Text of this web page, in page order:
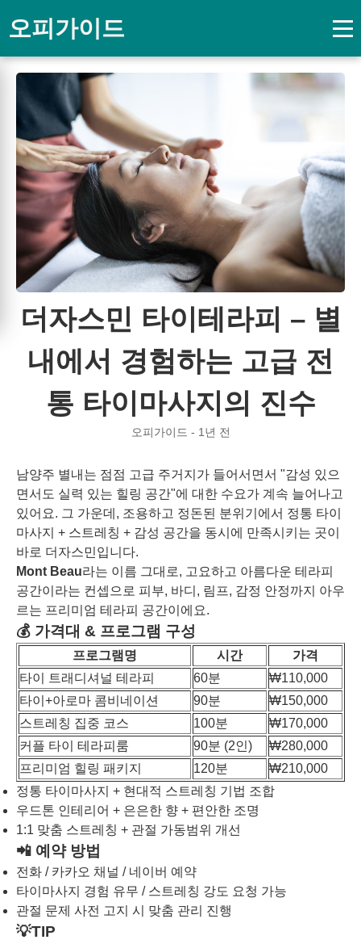
오피가이드
더자스민 타이테라피 – 별
내에서 경험하는 고급 전
통 타이마사지의 진수
오피가이드 - 1년 전
남양주 별내는 점점 고급 주거지가 들어서면서 "감성 있으
면서도 실력 있는 힐링 공간"에 대한 수요가 계속 늘어나고
있어요. 그 가운데, 조용하고 정돈된 분위기에서 정통 타이
마사지 + 스트레칭 + 감성 공간을 동시에 만족시키는 곳이
바로 더자스민입니다.
Mont Beau라는 이름 그대로, 고요하고 아름다운 테라피
공간이라는 컨셉으로 피부, 바디, 림프, 감정 안정까지 아우
르는 프리미엄 테라피 공간이에요.
💰 가격대 & 프로그램 구성
프로그램명 시간
가격
타이 트래디셔널 테라피
60분
₩110,000
타이+아로마 콤비네이션
90분
₩150,000
스트레칭 집중 코스
100분
₩170,000
커플 타이 테라피룸
90분 (2인)
₩280,000
프리미엄 힐링 패키지
120분
₩210,000
정통 타이마사지 + 현대적 스트레칭 기법 조합
우드톤 인테리어 + 은은한 향 + 편안한 조명
1:1 맞춤 스트레칭 + 관절 가동범위 개선
📲 예약 방법
전화 / 카카오 채널 / 네이버 예약
타이마사지 경험 유무 / 스트레칭 강도 요청 가능
관절 문제 사전 고지 시 맞춤 관리 진행
💡TIP